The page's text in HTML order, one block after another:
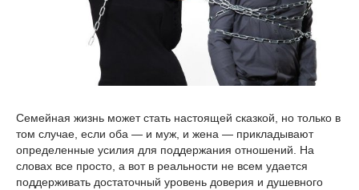
Семейная жизнь может стать настоящей сказкой, но только в
том случае, если оба — и муж, и жена — прикладывают
определенные усилия для поддержания отношений. На
словах все просто, а вот в реальности не всем удается
поддерживать достаточный уровень доверия и душевного